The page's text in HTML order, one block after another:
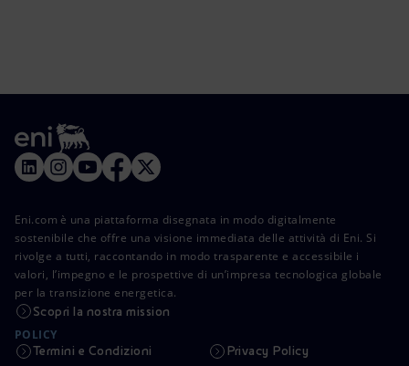
Eni.com è una piattaforma disegnata in modo digitalmente
sostenibile che offre una visione immediata delle attività di Eni. Si
rivolge a tutti, raccontando in modo trasparente e accessibile i
valori, l’impegno e le prospettive di un’impresa tecnologica globale
per la transizione energetica.
Scopri la nostra mission
POLICY
Termini e Condizioni Privacy Policy